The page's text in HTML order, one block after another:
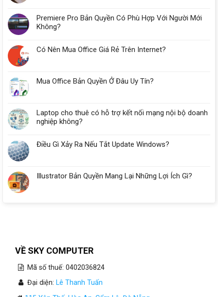
Tại
Bao
Premiere Pro Bản Quyền Có Phù Hợp Với Người Mới
Không?
Có Nên Mua Office Giá Rẻ Trên Internet?
Mua Office Bản Quyền Ở Đâu Uy Tín?
Laptop cho thuê có hỗ trợ kết nối mạng nội bộ doanh
nghiệp không?
Điều Gì Xảy Ra Nếu Tắt Update Windows?
Illustrator Bản Quyền Mang Lại Những Lợi Ích Gì?
VỀ SKY COMPUTER
Mã số thuế: 0402036824
Đại diện: Lê Thanh Tuấn